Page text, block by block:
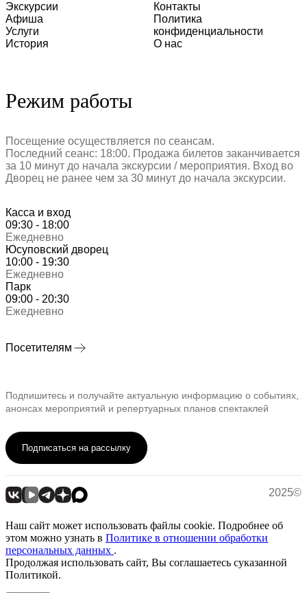
Экскурсии
Афиша
Услуги
История
Контакты
Политика
конфиденциальности
О нас
Режим работы
Посещение осуществляется по сеансам.
Последний сеанс: 18:00. Продажа билетов заканчивается
за 10 минут до начала экскурсии / мероприятия. Вход во
Дворец не ранее чем за 30 минут до начала экскурсии.
Касса и вход
09:30 - 18:00
Ежедневно
Юсуповский дворец
10:00 - 19:30
Ежедневно
Парк
09:00 - 20:30
Ежедневно
Посетителям
Подпишитесь и получайте актуальную информацию о событиях,
анонсах мероприятий и репертуарных планов спектаклей
Подписаться на рассылку
2025©
Наш сайт может использовать файлы cookie. Подробнее об
этом можно узнать в Политике в отношении обработки
персональных данных .
Продолжая использовать сайт, Вы соглашаетесь суказанной
Политикой.